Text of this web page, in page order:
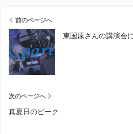
前のページへ
東国原さんの講演会
次のページへ
真夏日のピーク